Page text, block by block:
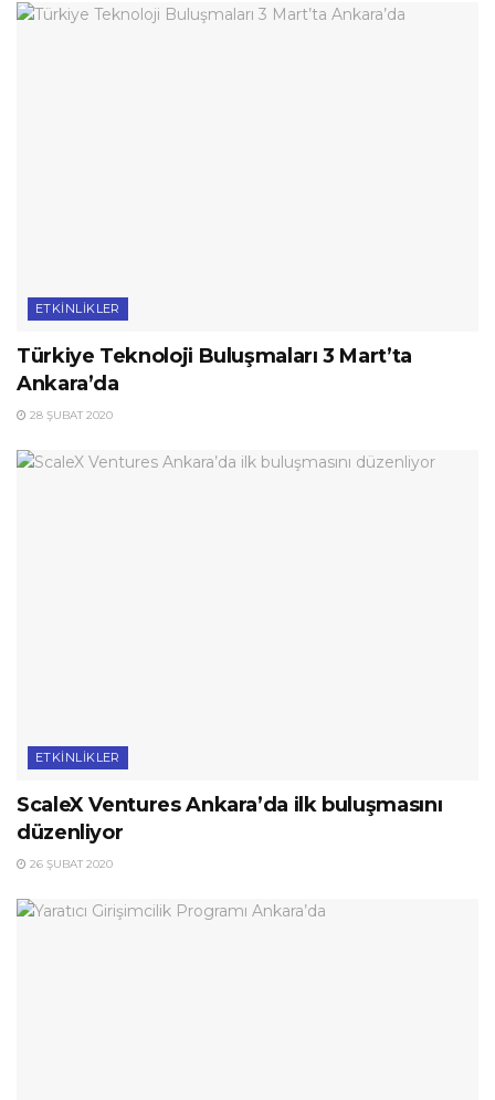
ETKINLIKLER
Türkiye Teknoloji Buluşmaları 3 Mart’ta
Ankara’da
28 ŞUBAT 2020
ETKINLIKLER
ScaleX Ventures Ankara’da ilk buluşmasını
düzenliyor
26 ŞUBAT 2020